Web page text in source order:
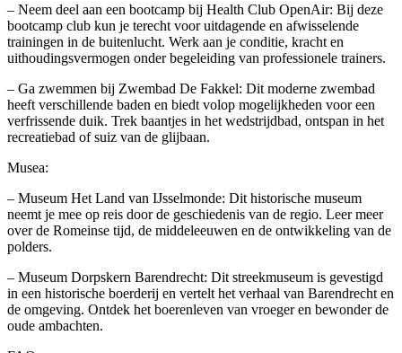
– Neem deel aan een bootcamp bij Health Club OpenAir: Bij deze
bootcamp club kun je terecht voor uitdagende en afwisselende
trainingen in de buitenlucht. Werk aan je conditie, kracht en
uithoudingsvermogen onder begeleiding van professionele trainers.
– Ga zwemmen bij Zwembad De Fakkel: Dit moderne zwembad
heeft verschillende baden en biedt volop mogelijkheden voor een
verfrissende duik. Trek baantjes in het wedstrijdbad, ontspan in het
recreatiebad of suiz van de glijbaan.
Musea:
– Museum Het Land van IJsselmonde: Dit historische museum
neemt je mee op reis door de geschiedenis van de regio. Leer meer
over de Romeinse tijd, de middeleeuwen en de ontwikkeling van de
polders.
– Museum Dorpskern Barendrecht: Dit streekmuseum is gevestigd
in een historische boerderij en vertelt het verhaal van Barendrecht en
de omgeving. Ontdek het boerenleven van vroeger en bewonder de
oude ambachten.